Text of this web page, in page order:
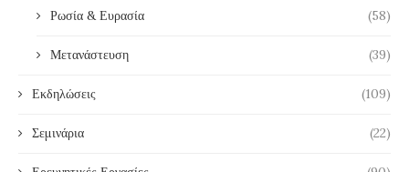
Ρωσία & Ευρασία (58)
Μετανάστευση (39)
Εκδηλώσεις (109)
Σεμινάρια (22)